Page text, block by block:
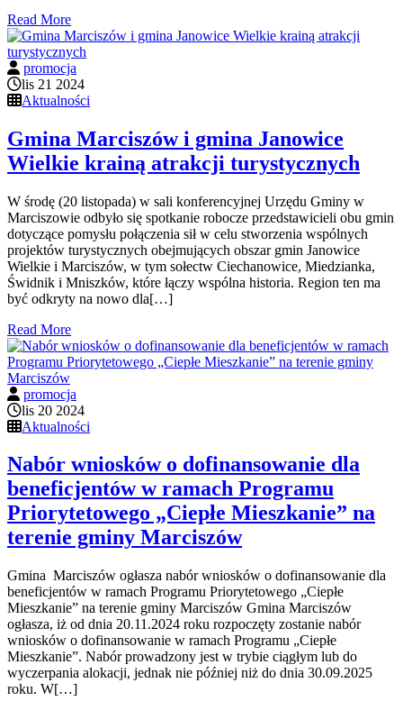
Read More
promocja
lis 21 2024
Aktualności
Gmina Marciszów i gmina Janowice
Wielkie krainą atrakcji turystycznych
W środę (20 listopada) w sali konferencyjnej Urzędu Gminy w
Marciszowie odbyło się spotkanie robocze przedstawicieli obu gmin
dotyczące pomysłu połączenia sił w celu stworzenia wspólnych
projektów turystycznych obejmujących obszar gmin Janowice
Wielkie i Marciszów, w tym sołectw Ciechanowice, Miedzianka,
Świdnik i Mniszków, które łączy wspólna historia. Region ten ma
być odkryty na nowo dla[…]
Read More
promocja
lis 20 2024
Aktualności
Nabór wniosków o dofinansowanie dla
beneficjentów w ramach Programu
Priorytetowego „Ciepłe Mieszkanie” na
terenie gminy Marciszów
Gmina Marciszów ogłasza nabór wniosków o dofinansowanie dla
beneficjentów w ramach Programu Priorytetowego „Ciepłe
Mieszkanie” na terenie gminy Marciszów Gmina Marciszów
ogłasza, iż od dnia 20.11.2024 roku rozpoczęty zostanie nabór
wniosków o dofinansowanie w ramach Programu „Ciepłe
Mieszkanie”. Nabór prowadzony jest w trybie ciągłym lub do
wyczerpania alokacji, jednak nie później niż do dnia 30.09.2025
roku. W[…]